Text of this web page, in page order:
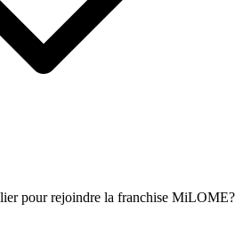
pour rejoindre la franchise MiLOME?